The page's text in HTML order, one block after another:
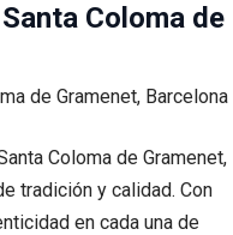
Coloma de
Coloma de Gramenet,
tradición y calidad. Con
en cada una de